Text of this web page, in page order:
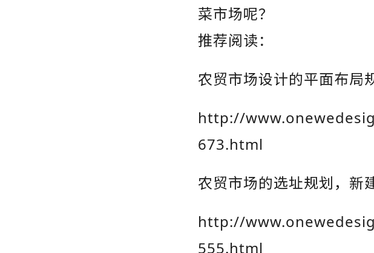
菜市场呢？
推荐阅读：
农贸市场设计的平面布局
http://
673.html
农贸市场的选址规划，新
http://
555.html